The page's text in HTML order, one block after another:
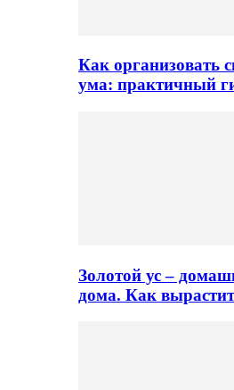
Как организовать
ума: практичный
Золотой ус –
дома. Как